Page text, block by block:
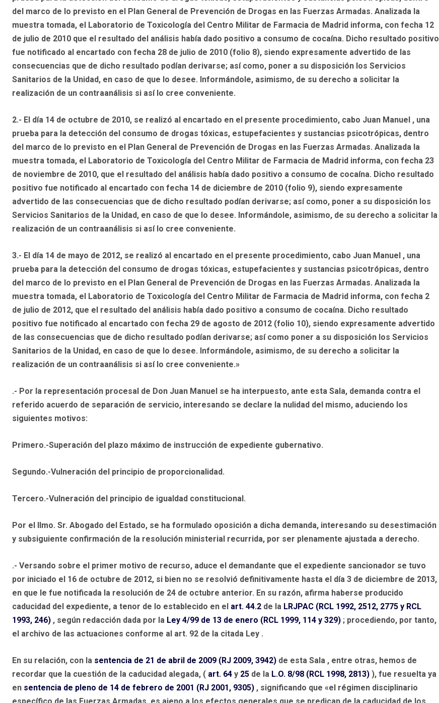
del marco de lo previsto en el Plan General de Prevención de Drogas en las Fuerzas Armadas. Analizada la
muestra tomada, el Laboratorio de Toxicología del Centro Militar de Farmacia de Madrid informa, con fecha 12
de julio de 2010 que el resultado del análisis había dado positivo a consumo de cocaína. Dicho resultado positivo
fue notificado al encartado con fecha 28 de julio de 2010 (folio 8), siendo expresamente advertido de las
consecuencias que de dicho resultado podían derivarse; así como, poner a su disposición los Servicios
Sanitarios de la Unidad, en caso de que lo desee. Informándole, asimismo, de su derecho a solicitar la
realización de un contraanálisis si así lo cree conveniente.
2.- El día 14 de octubre de 2010, se realizó al encartado en el presente procedimiento, cabo Juan Manuel , una
prueba para la detección del consumo de drogas tóxicas, estupefacientes y sustancias psicotrópicas, dentro
del marco de lo previsto en el Plan General de Prevención de Drogas en las Fuerzas Armadas. Analizada la
muestra tomada, el Laboratorio de Toxicología del Centro Militar de Farmacia de Madrid informa, con fecha 23
de noviembre de 2010, que el resultado del análisis había dado positivo a consumo de cocaína. Dicho resultado
positivo fue notificado al encartado con fecha 14 de diciembre de 2010 (folio 9), siendo expresamente
advertido de las consecuencias que de dicho resultado podían derivarse; así como, poner a su disposición los
Servicios Sanitarios de la Unidad, en caso de que lo desee. Informándole, asimismo, de su derecho a solicitar la
realización de un contraanálisis si así lo cree conveniente.
3.- El día 14 de mayo de 2012, se realizó al encartado en el presente procedimiento, cabo Juan Manuel , una
prueba para la detección del consumo de drogas tóxicas, estupefacientes y sustancias psicotrópicas, dentro
del marco de lo previsto en el Plan General de Prevención de Drogas en las Fuerzas Armadas. Analizada la
muestra tomada, el Laboratorio de Toxicología del Centro Militar de Farmacia de Madrid informa, con fecha 2
de julio de 2012, que el resultado del análisis había dado positivo a consumo de cocaína. Dicho resultado
positivo fue notificado al encartado con fecha 29 de agosto de 2012 (folio 10), siendo expresamente advertido
de las consecuencias que de dicho resultado podían derivarse; así como poner a su disposición los Servicios
Sanitarios de la Unidad, en caso de que lo desee. Informándole, asimismo, de su derecho a solicitar la
realización de un contraanálisis si así lo cree conveniente.»
.- Por la representación procesal de Don Juan Manuel se ha interpuesto, ante esta Sala, demanda contra el
referido acuerdo de separación de servicio, interesando se declare la nulidad del mismo, aduciendo los
siguientes motivos:
Primero.-Superación del plazo máximo de instrucción de expediente gubernativo.
Segundo.-Vulneración del principio de proporcionalidad.
Tercero.-Vulneración del principio de igualdad constitucional.
Por el Ilmo. Sr. Abogado del Estado, se ha formulado oposición a dicha demanda, interesando su desestimación
y subsiguiente confirmación de la resolución ministerial recurrida, por ser plenamente ajustada a derecho.
.- Versando sobre el primer motivo de recurso, aduce el demandante que el expediente sancionador se tuvo
por iniciado el 16 de octubre de 2012, si bien no se resolvió definitivamente hasta el día 3 de diciembre de 2013,
en que le fue notificada la resolución de 24 de octubre anterior. En su razón, afirma haberse producido
caducidad del expediente, a tenor de lo establecido en el art. 44.2 de la LRJPAC (RCL 1992, 2512, 2775 y RCL
1993, 246) , según redacción dada por la Ley 4/99 de 13 de enero (RCL 1999, 114 y 329) ; procediendo, por tanto,
el archivo de las actuaciones conforme al art. 92 de la citada Ley .
En su relación, con la sentencia de 21 de abril de 2009 (RJ 2009, 3942) de esta Sala , entre otras, hemos de
recordar que la cuestión de la caducidad alegada, ( art. 64 y 25 de la L.O. 8/98 (RCL 1998, 2813) ), fue resuelta ya
en sentencia de pleno de 14 de febrero de 2001 (RJ 2001, 9305) , significando que «el régimen disciplinario